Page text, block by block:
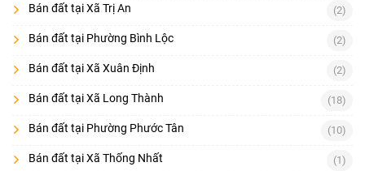
Bán đất tại Xã Trị An (2)
Bán đất tại Phường Bình Lộc (2)
Bán đất tại Xã Xuân Định (2)
Bán đất tại Xã Long Thành (18)
Bán đất tại Phường Phước Tân (10)
Bán đất tại Xã Thống Nhất (1)